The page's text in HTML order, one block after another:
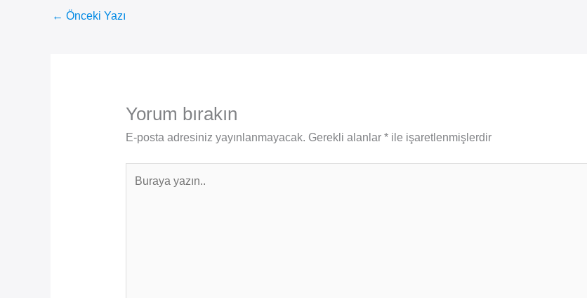
← Önceki Yazı
Yorum bırakın
E-posta adresiniz yayınlanmayacak. Gerekli alanlar *ile işaretlenmişlerdir
yazın..